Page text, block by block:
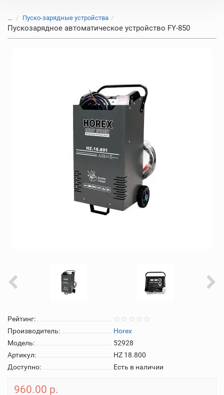
... Пуско-зарядные устройства
Пускозарядное автоматическое устройство FY-850
Рейтинг:
Производитель:
Horex
Модель:
52928
Артикул:
HZ 18.800
Доступно:
Есть в наличии
960.00 р.